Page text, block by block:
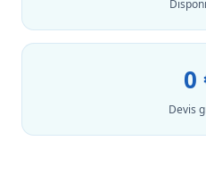
0
Devis